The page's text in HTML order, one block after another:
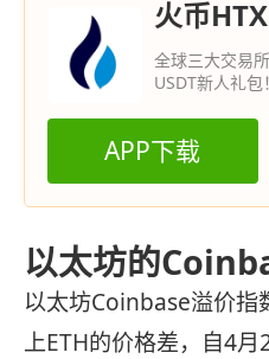
火币HTX
全球三大交易
USDT新人礼包！
APP下载
以太坊的
以太坊Coinbase溢价
上ETH的价格差，自4月